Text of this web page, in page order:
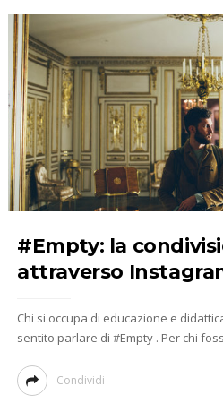
#Empty: la
attraverso
Chi si occupa di educazione e
sentito parlare di #Empty . Per chi
Condividi